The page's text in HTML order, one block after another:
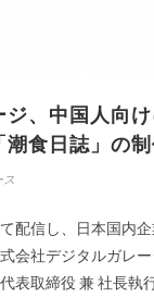
ジ、中国人向
潮食日誌」の
ス
配信し、日本国内
会社デジタルガレ
表取締役 兼 社長執